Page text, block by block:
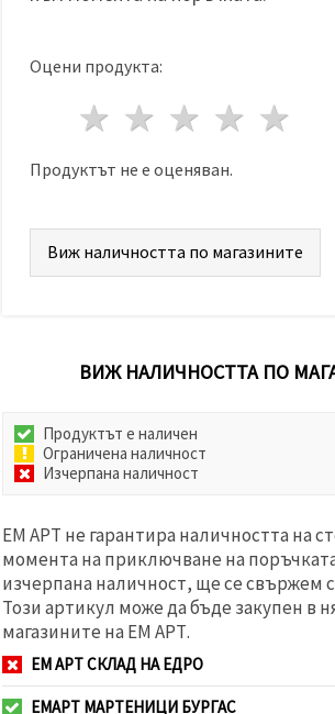
Оцени продукта:
4
3 звезди
2 звезди
1 звезда
Продуктът не е оценяван.
Виж наличността по магазините
ВИЖ НАЛИЧНОСТТА ПО
Продуктът е наличен
Ограничена наличност
Изчерпана наличност
ЕМ АРТ не гарантира наличността на
момента на приключване на
изчерпана наличност, ще се свържем
Този артикул може да бъде закупен в
магазините на ЕМ АРТ.
ЕМ АРТ СКЛАД НА ЕДРО
ЕМАРТ МАРТЕНИЦИ БУРГАС